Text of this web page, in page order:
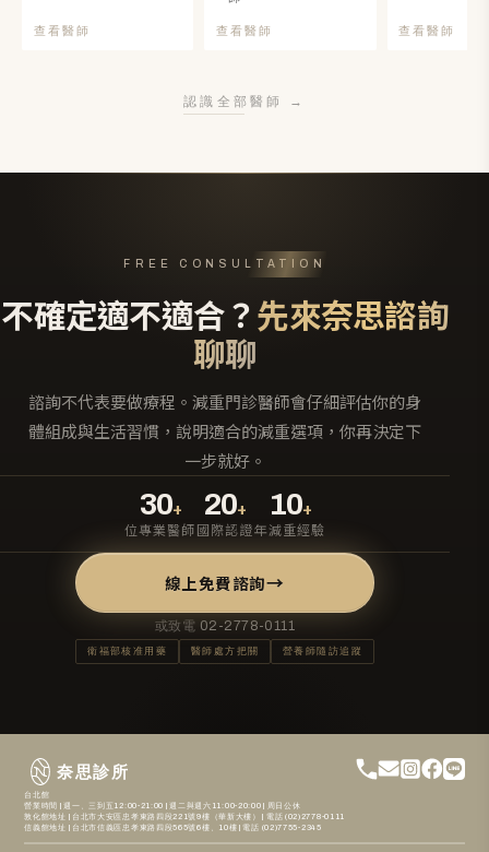
查看醫師 查看醫師 查看醫師
認識全部醫師 →
FREE CONSULTATION
不確定適不適合？先來奈思諮詢
聊聊
諮詢不代表要做療程。減重門診醫師會仔細評估你的身
體組成與生活習慣，說明適合的減重選項，你再決定下
一步就好。
30+
位專業醫師
20+
國際認證
10+
年減重經驗
線上免費諮詢→
或致電 02-2778-0111
衛福部核准用藥 醫師處方把關 營養師隨訪追蹤
奈思診所
台北館
營業時間 | 週一、三到五12:00-21:00 | 週二與週六11:00-20:00 | 周日公休
敦化館地址 | 台北市大安區忠孝東路四段221號9樓（華新大樓） | 電話 (02)2778-0111
信義館地址 | 台北市信義區忠孝東路四段565號6樓、10樓 | 電話 (02)7755-2345